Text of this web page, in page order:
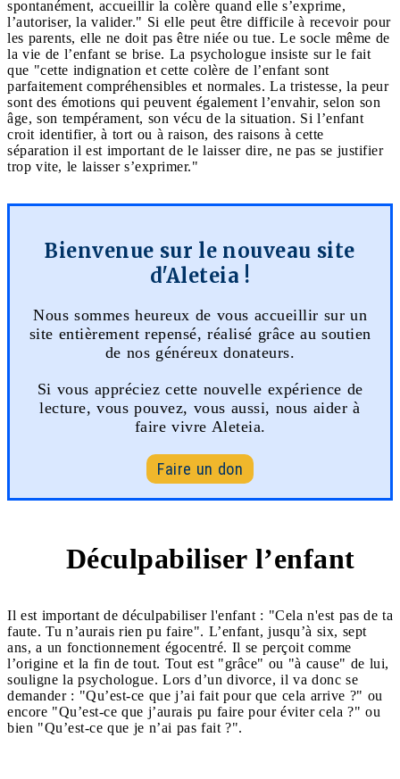
spontanément, accueillir la colère quand elle s’exprime,
l’autoriser, la valider." Si elle peut être difficile à recevoir pour
les parents, elle ne doit pas être niée ou tue. Le socle même de
la vie de l’enfant se brise. La psychologue insiste sur le fait
que "cette indignation et cette colère de l’enfant sont
parfaitement compréhensibles et normales. La tristesse, la peur
sont des émotions qui peuvent également l’envahir, selon son
âge, son tempérament, son vécu de la situation. Si l’enfant
croit identifier, à tort ou à raison, des raisons à cette
séparation il est important de le laisser dire, ne pas se justifier
trop vite, le laisser s’exprimer."
Bienvenue sur le nouveau site
d'Aleteia !
Nous sommes heureux de vous accueillir sur un
site entièrement repensé, réalisé grâce au soutien
de nos généreux donateurs.
Si vous appréciez cette nouvelle expérience de
lecture, vous pouvez, vous aussi, nous aider à
faire vivre Aleteia.
Faire un don
Déculpabiliser l’enfant
Il est important de déculpabiliser l'enfant : "Cela n'est pas de ta
faute. Tu n’aurais rien pu faire". L’enfant, jusqu’à six, sept
ans, a un fonctionnement égocentré. Il se perçoit comme
l’origine et la fin de tout. Tout est "grâce" ou "à cause" de lui,
souligne la psychologue. Lors d’un divorce, il va donc se
demander : "Qu’est-ce que j’ai fait pour que cela arrive ?" ou
encore "Qu’est-ce que j’aurais pu faire pour éviter cela ?" ou
bien "Qu’est-ce que je n’ai pas fait ?".